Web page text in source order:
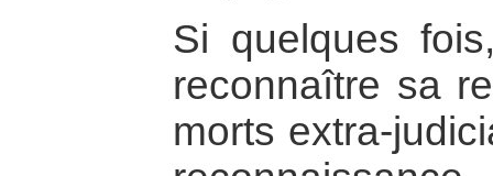
Si quelques
reconnaître sa
morts extra-